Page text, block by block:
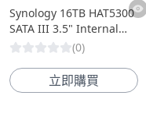
Synology 16TB HAT5300
SATA III 3.5" Internal
Enterprise HDD
(0)
立即購買